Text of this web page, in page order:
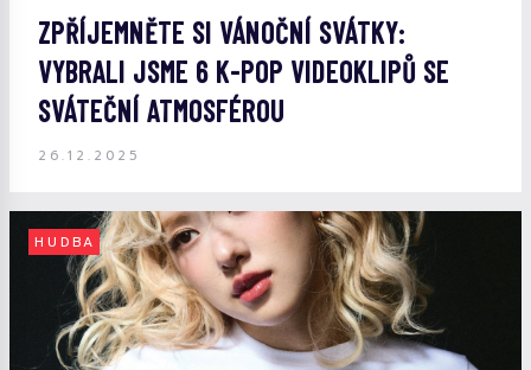
ZPŘÍJEMNĚTE SI VÁNOČNÍ SVÁTKY:
VYBRALI JSME 6 K-POP VIDEOKLIPŮ SE
SVÁTEČNÍ ATMOSFÉROU
26.12.2025
HUDBA